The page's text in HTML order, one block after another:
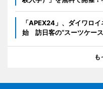
「APEX24」、ダイワロ
始 訪日客の“スーツケー
も